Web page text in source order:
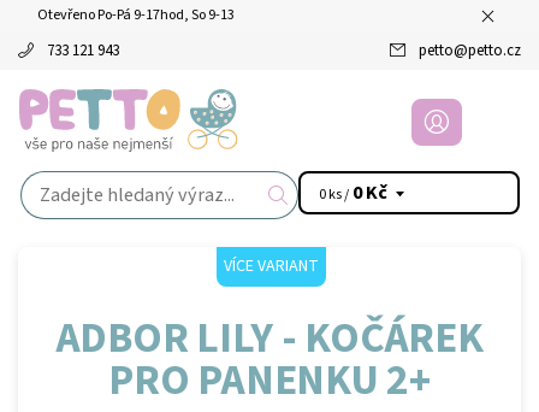
Otevřeno Po-Pá 9-17hod, So 9-13
733 121 943 petto@petto.cz
0 ks / 0 Kč
VÍCE VARIANT
ADBOR LILY - KOČÁREK
PRO PANENKU 2+